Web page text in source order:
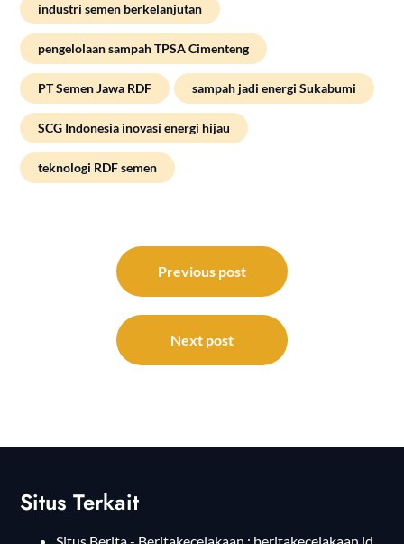
industri semen berkelanjutan
pengelolaan sampah TPSA Cimenteng
PT Semen Jawa RDF sampah jadi energi Sukabumi
SCG Indonesia inovasi energi hijau
teknologi RDF semen
navigation
Previous post
Next post
Situs Terkait